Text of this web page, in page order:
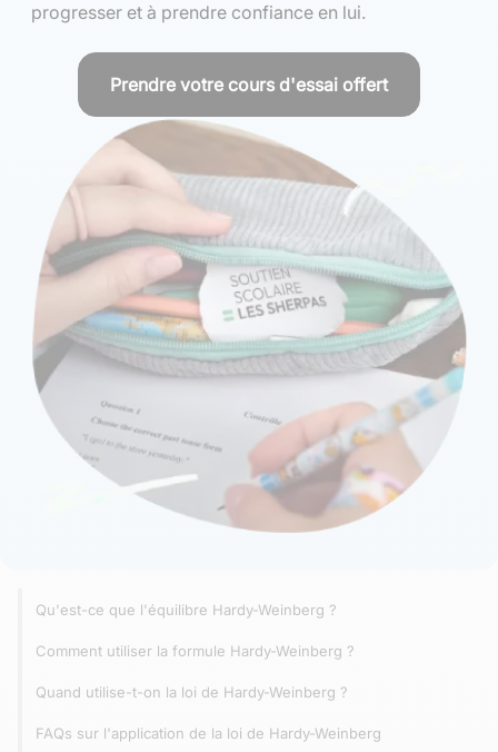
progresser et à prendre confiance en lui.
Prendre votre cours d'essai offert
Qu'est-ce que l'équilibre Hardy-Weinberg ?
Comment utiliser la formule Hardy-Weinberg ?
Quand utilise-t-on la loi de Hardy-Weinberg ?
FAQs sur l'application de la loi de Hardy-Weinberg